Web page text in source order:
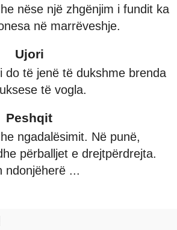
nëse një zhgënjim i fundit ka
në marrëveshje.
Ujori
do të jenë të dukshme brenda
të vogla.
Peshqit
ngadalësimit. Në punë,
përballjet e drejtpërdrejta.
ndonjëherë ...